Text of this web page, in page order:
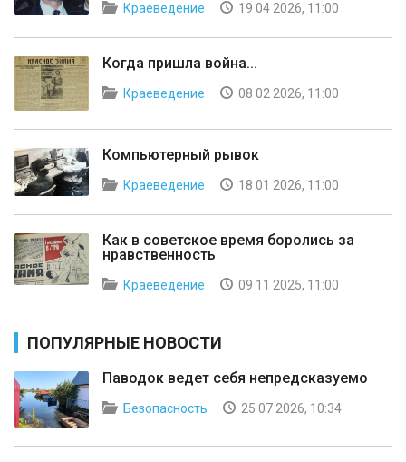
Краеведение 19 04 2026, 11:00
Когда пришла война...
Краеведение 08 02 2026, 11:00
Компьютерный рывок
Краеведение 18 01 2026, 11:00
Как в советское время боролись за
нравственность
Краеведение 09 11 2025, 11:00
ПОПУЛЯРНЫЕ НОВОСТИ
Паводок ведет себя непредсказуемо
Безопасность 25 07 2026, 10:34